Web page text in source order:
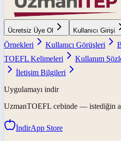
Ücretsiz Üye Ol Kullanıcı Girişi
Örnekleri
Kullanıcı Görüşleri
TOEFL Kelimeleri
Kullanım
İletişim Bilgileri
Uygulamayı indir
UzmanTOEFL cebinde — istediğin
İndirApp Store